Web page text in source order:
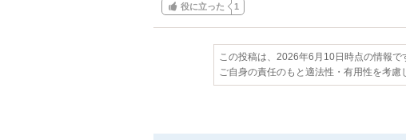
役に立った 1
この投稿は、2026年6月10日時点の情報で
ご自身の責任のもと適法性・有用性を考慮